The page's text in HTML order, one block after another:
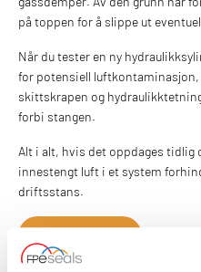
på toppen for å slippe ut
Når du tester en ny
for potensiell luftkontaminasjon,
skittskrapen og
forbi stangen.
Alt i alt, hvis det oppdages tidlig
innestengt luft i et system
driftsstans.